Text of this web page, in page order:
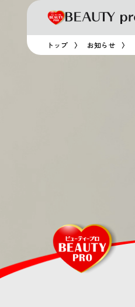
トップ お知らせ